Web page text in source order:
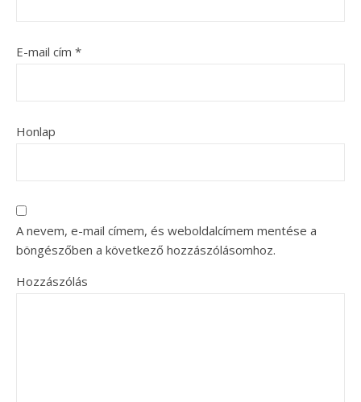
E-mail cím *
Honlap
A nevem, e-mail címem, és weboldalcímem mentése a
böngészőben a következő hozzászólásomhoz.
Hozzászólás